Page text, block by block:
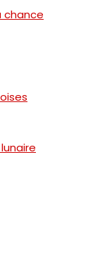
chance